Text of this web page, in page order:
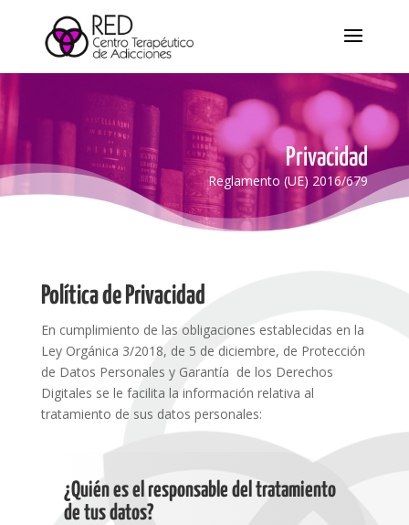
Privacidad
Reglamento (UE) 2016/679
Política de Privacidad
En cumplimiento de las obligaciones establecidas en la
Ley Orgánica 3/2018, de 5 de diciembre, de Protección
de Datos Personales y Garantía de los Derechos
Digitales se le facilita la información relativa al
tratamiento de sus datos personales:
¿Quién es el responsable del tratamiento
de tus datos?